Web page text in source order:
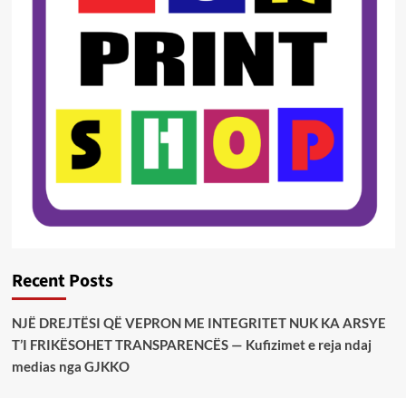
Recent Posts
NJË DREJTËSI QË VEPRON ME INTEGRITET NUK KA ARSYE
T’I FRIKËSOHET TRANSPARENCËS — Kufizimet e reja ndaj
medias nga GJKKO